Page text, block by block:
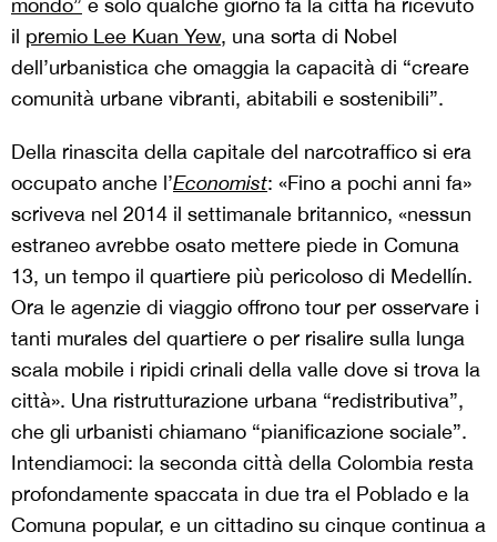
mondo” e solo qualche giorno fa la città ha ricevuto
il premio Lee Kuan Yew, una sorta di Nobel
dell’urbanistica che omaggia la capacità di “creare
comunità urbane vibranti, abitabili e sostenibili”.
Della rinascita della capitale del narcotraffico si era
occupato anche l’Economist: «Fino a pochi anni fa»
scriveva nel 2014 il settimanale britannico, «nessun
estraneo avrebbe osato mettere piede in Comuna
13, un tempo il quartiere più pericoloso di Medellín.
Ora le agenzie di viaggio offrono tour per osservare i
tanti murales del quartiere o per risalire sulla lunga
scala mobile i ripidi crinali della valle dove si trova la
città». Una ristrutturazione urbana “redistributiva”,
che gli urbanisti chiamano “pianificazione sociale”.
Intendiamoci: la seconda città della Colombia resta
profondamente spaccata in due tra el Poblado e la
Comuna popular, e un cittadino su cinque continua a